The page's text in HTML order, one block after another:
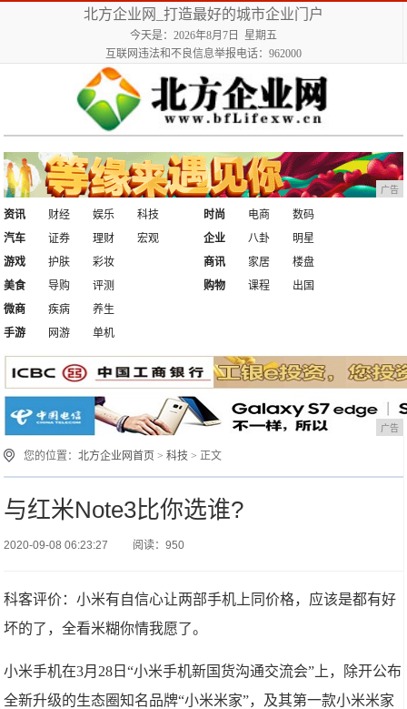
北方企业网_打造最好的城市企业门户
今天是：2026年8月7日 星期五
互联网违法和不良信息举报电话：962000
广告
资讯 财经 娱乐
科技
汽车
证券 理财 宏观
时尚 电商
数码
企业
八卦
明星
游戏
护肤
彩妆
美食
导购 评测
商讯 家居
楼盘
购物
课程
出国
微商
疾病
养生
手游
网游 单机
广告
您的位置：北方企业网首页 >科技 > 正文
与红米Note3比你选谁?
2020-09-08 06:23:27 阅读：950
科客评价：小米有自信心让两部手机上同价格，应该是都有好
坏的了，全看米糊你情我愿了。
小米手机在3月28日“小米手机新国货沟通交流会”上，除开公布
全新升级的生态圈知名品牌“小米米家”，及其第一款小米米家